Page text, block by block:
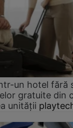
un hotel fără
gratuite din
unității